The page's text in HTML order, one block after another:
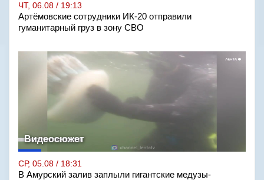
ЧТ, 06.08 / 19:13
Артёмовские сотрудники ИК-20 отправили
гуманитарный груз в зону СВО
Видеосюжет
СР, 05.08 / 18:31
В Амурский залив заплыли гигантские медузы-